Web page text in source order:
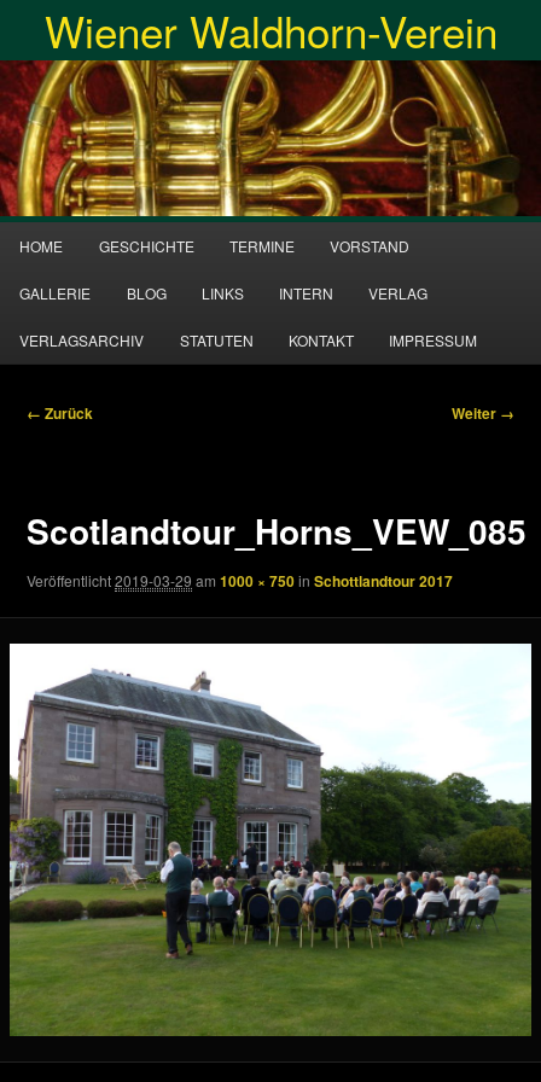
wechseln
Wiener Waldhorn-Verein
HOME GESCHICHTE TERMINE VORSTAND
GALLERIE BLOG LINKS INTERN VERLAG
VERLAGSARCHIV STATUTEN KONTAKT IMPRESSUM
Bilder-
← Zurück Weiter →
Scotlandtour_Horns_VEW_085
Veröffentlicht2019-03-29 am1000 × 750inSchottlandtour 2017